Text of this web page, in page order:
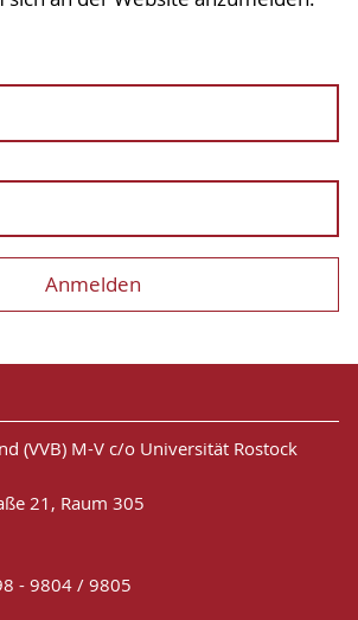
(VVB) M-V c/o Universität Rostock
21, Raum 305
- 9804 / 9805